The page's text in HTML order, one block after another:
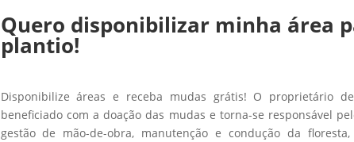
Quero disponibilizar minha área
plantio!
Disponibilize áreas e receba mudas grátis! O proprietário
beneficiado com a doação das mudas e torna-se responsável
gestão de mão-de-obra, manutenção e condução da